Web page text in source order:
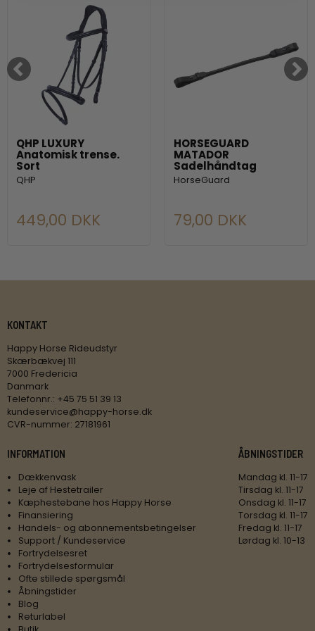
QHP LUXURY
Anatomisk trense.
Sort
QHP
449,00 DKK
HORSEGUARD
MATADOR
Sadelhåndtag
HorseGuard
79,00 DKK
KONTAKT
Happy Horse Rideudstyr
Skærbækvej 111
7000 Fredericia
Danmark
Telefonnr.: +45 75 51 39 13
kundeservice@happy-horse.dk
CVR-nummer: 27181961
INFORMATION
Dækkenvask
Leje af Hestetrailer
Kæphestebane hos Happy Horse
Finansiering
Handels- og abonnementsbetingelser
Support / Kundeservice
Fortrydelsesret
Fortrydelsesformular
Ofte stillede spørgsmål
Åbningstider
Blog
Returlabel
ÅBNINGSTIDER
Mandag kl. 11-17
Tirsdag kl. 11-17
Onsdag kl. 11-17
Torsdag kl. 11-17
Fredag kl. 11-17
Lørdag kl. 10-13